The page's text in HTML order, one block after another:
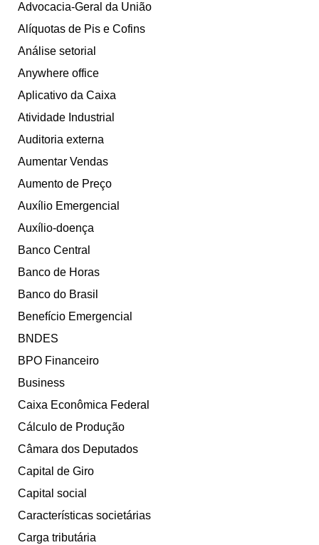
Advocacia-Geral da União
Alíquotas de Pis e Cofins
Análise setorial
Anywhere office
Aplicativo da Caixa
Atividade Industrial
Auditoria externa
Aumentar Vendas
Aumento de Preço
Auxílio Emergencial
Auxílio-doença
Banco Central
Banco de Horas
Banco do Brasil
Benefício Emergencial
BNDES
BPO Financeiro
Business
Caixa Econômica Federal
Cálculo de Produção
Câmara dos Deputados
Capital de Giro
Capital social
Características societárias
Carga tributária